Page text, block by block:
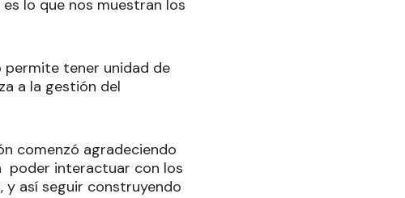
lo que nos muestran los
permite tener unidad de
a la gestión del
comenzó agradeciendo
poder interactuar con los
y así seguir construyendo